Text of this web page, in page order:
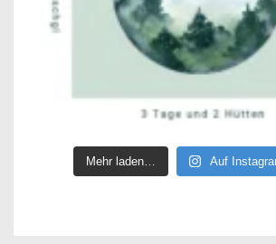
Mehr laden… Auf